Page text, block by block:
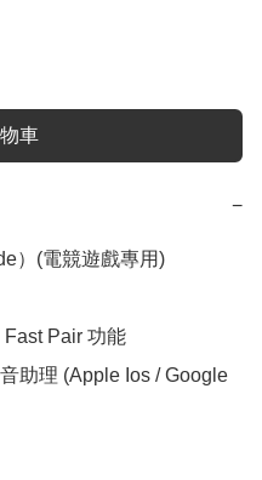
車
−
）(電競遊戲專用)
Pair 功能
助理 (Apple Ios / Google